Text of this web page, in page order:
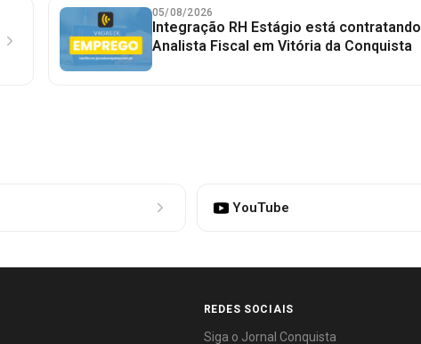
05/08/2026
Integração RH Estágio está contratando
Analista Fiscal em Vitória da Conquista
YouTube
REDES SOCIAIS
Siga o Jornal Conquista